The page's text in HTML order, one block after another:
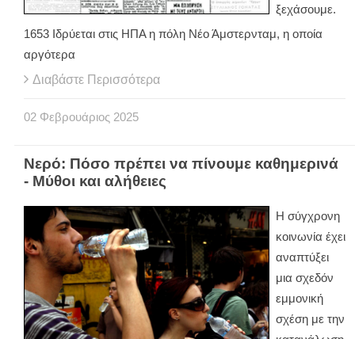
ξεχάσουμε.
1653 Ιδρύεται στις ΗΠΑ η πόλη Νέο Άμστερνταμ, η οποία
αργότερα
Διαβάστε Περισσότερα
02 Φεβρουάριος 2025
Νερό: Πόσο πρέπει να πίνουμε καθημερινά
- Μύθοι και αλήθειες
Η σύγχρονη
κοινωνία έχει
αναπτύξει
μια σχεδόν
εμμονική
σχέση με την